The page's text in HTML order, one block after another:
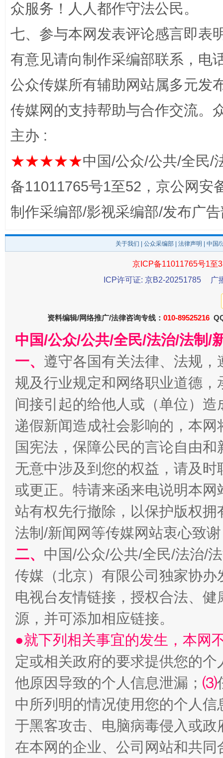
一纸欠
千年窑火 生生不息 一
揭开“小金库”的免责幌子
受贿1.44亿！段成刚被判无期 从幼
众服务！人人都作守法公民。
七、参与本网发表评论感言即表
有意见请向制作采编部联系，电
公众传媒所有辅助网站属多元发
传媒网的支持帮助与合作交流。
主办 :
★★★★★中国/公众/公共/全民/
备11011765号1至52，京公网安
制作采编部/影视采编部/发布广
关于我们 公众采编部 法律声明 | 中国
京ICP备11011765号1至
ICP许可证: 京B2-20251785
广
资料编辑/网络推广/法律咨询专线： 010-89525216
中国/公众/公共/全民/法治/法制/
一、 遵守各国有关法律、法规
规及行业规定和网络职业道德
间接引起的给他人或（单位）
递假新闻造成社会影响的，本
国宪法，保障公民的言论自由
无意中涉及到您的权益，请及
或更正。特请来函来电说明本
站有权先行撤除，以保护版权
法制/新闻网等传媒网站衷心致
二、 中国/公众/公共/全民/法治/
传媒（北京）有限公司独家协
电视台友情链接，授权合法、
源，并可添加相应链接。
●就下列相关事宜的发生，本网
定或相关政府的要求提供您的个
他原因导致的个人信息泄漏； ⑶
中所列明的情况使用您的个人
于黑客攻击、电脑病毒侵入或
在本网的企业、公司网站和共